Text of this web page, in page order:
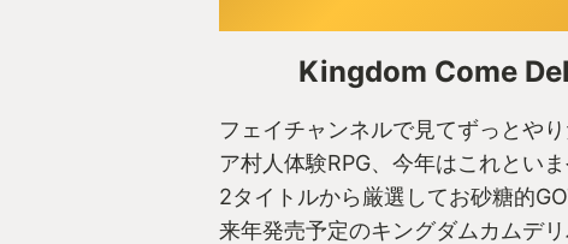
Kingdom Come
フェイチャンネルで見てずっとや
ア村人体験RPG、今年はこれとい
2タイトルから厳選してお砂糖的
来年発売予定のキングダムカムデ